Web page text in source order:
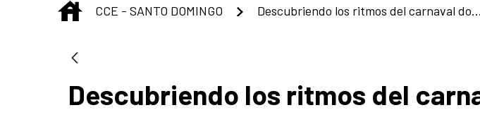
INICIO
CCE - SANTO DOMINGO Descubriendo los ritmos del carnaval dominicano
Descubriendo los ritmos del